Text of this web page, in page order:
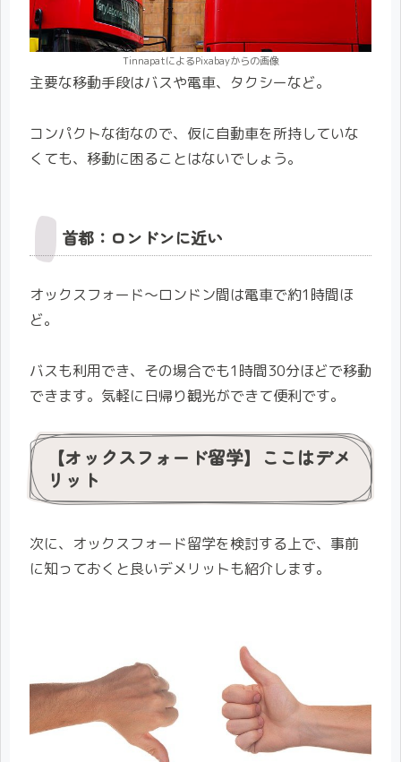
TinnapatによるPixabayからの画像
主要な移動手段はバスや電車、タクシーなど。
コンパクトな街なので、仮に自動車を所持していな
くても、移動に困ることはないでしょう。
首都：ロンドンに近い
オックスフォード〜ロンドン間は電車で約1時間ほ
ど。
バスも利用でき、その場合でも1時間30分ほどで移動
できます。気軽に日帰り観光ができて便利です。
【オックスフォード留学】ここはデメ
リット
次に、オックスフォード留学を検討する上で、事前
に知っておくと良いデメリットも紹介します。